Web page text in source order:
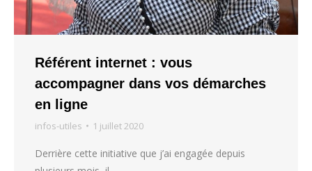
Référent internet : vous
accompagner dans vos démarches
en ligne
infos-utiles 1 juillet 2020
Derrière cette initiative que j’ai engagée depuis